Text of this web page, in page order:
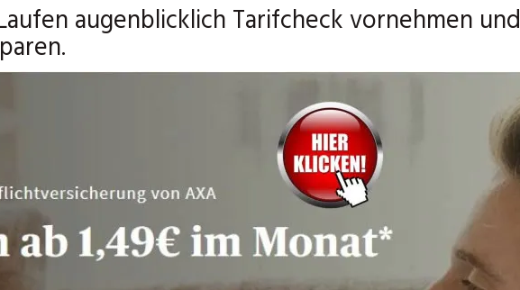
augenblicklich Tarifcheck vornehmen und